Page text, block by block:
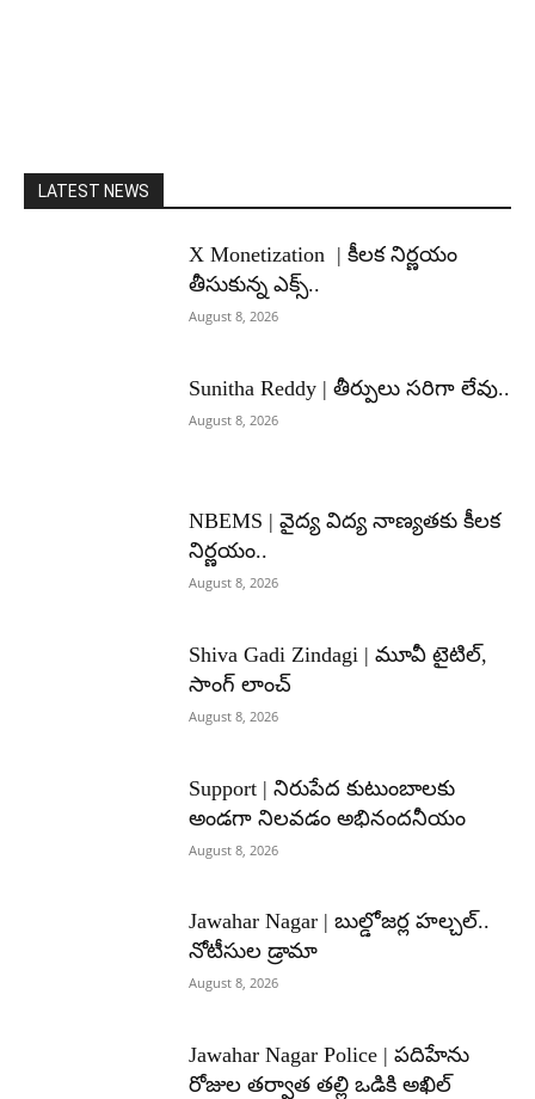
LATEST NEWS
X Monetization | కీలక నిర్ణయం
తీసుకున్న ఎక్స్..
August 8, 2026
Sunitha Reddy | తీర్పులు సరిగా లేవు..
August 8, 2026
NBEMS | వైద్య విద్య నాణ్యతకు కీలక
నిర్ణయం..
August 8, 2026
Shiva Gadi Zindagi | మూవీ టైటిల్,
సాంగ్ లాంచ్
August 8, 2026
Support | నిరుపేద కుటుంబాలకు
అండగా నిలవడం అభినందనీయం
August 8, 2026
Jawahar Nagar | బుల్డోజర్ల హల్చల్..
నోటీసుల డ్రామా
August 8, 2026
Jawahar Nagar Police | పదిహేను
రోజుల తర్వాత తల్లి ఒడికి అఖిల్